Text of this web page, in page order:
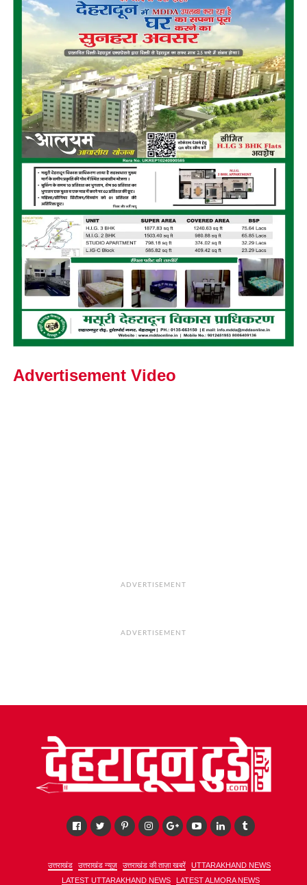
Advertisement Video
ADVERTISEMENT
ADVERTISEMENT
उत्तराखंड उत्तराखंड न्यूज़ उत्तराखंड की ताज़ा खबरें
UTTARAKHAND NEWS
LATEST UTTARAKHAND NEWS
LATEST ALMORA NEWS